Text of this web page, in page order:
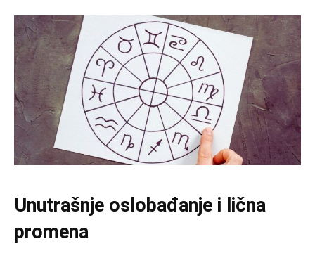
Unutrašnje oslobađanje i lična
promena